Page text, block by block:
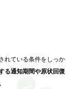
れている条件をしっか
る通知期間や原状回復